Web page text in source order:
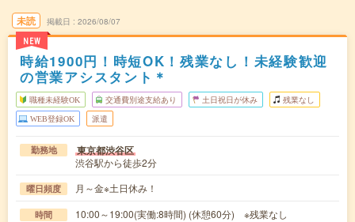
未読
NEW
掲載日 2026/08/07
時給1900円！時短OK！残業なし！未経験歓迎
の営業アシスタント＊
職種未経験OK 交通費別途支給あり 土日祝日が休み 残業なし
WEB登録OK 派遣
勤務地 東京都渋谷区
渋谷駅から徒歩2分
曜日頻度 月～金※土日休み！
時間 10:00～19:00(実働:8時間) (休憩60分) ※残業なし